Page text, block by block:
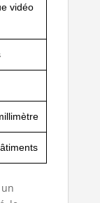
vidéo